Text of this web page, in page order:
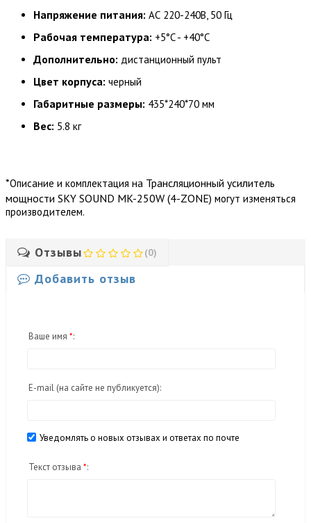
Напряжение питания: АС 220-240В, 50 Гц
Рабочая температура: +5°C - +40°C
Дополнительно: дистанционный пульт
Цвет корпуса: черный
Габаритные размеры: 435*240*70 мм
Вес: 5.8 кг
*Описание и комплектация на Трансляционный усилитель
мощности SKY SOUND MK-250W (4-ZONE) могут изменяться
производителем.
Отзывы (0)
Добавить отзыв
Ваше имя *:
E-mail (на сайте не публикуется):
Уведомлять о новых отзывах и ответах по почте
Текст отзыва *: